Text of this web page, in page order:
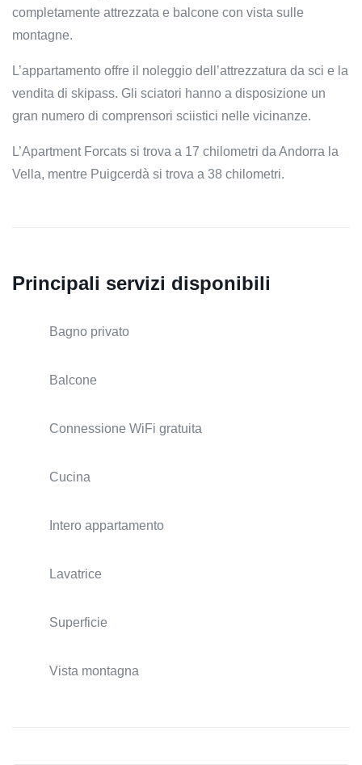
completamente attrezzata e balcone con vista sulle
montagne.
L’appartamento offre il noleggio dell’attrezzatura da sci e la
vendita di skipass. Gli sciatori hanno a disposizione un
gran numero di comprensori sciistici nelle vicinanze.
L’Apartment Forcats si trova a 17 chilometri da Andorra la
Vella, mentre Puigcerdà si trova a 38 chilometri.
Principali servizi disponibili
Bagno privato
Balcone
Connessione WiFi gratuita
Cucina
Intero appartamento
Lavatrice
Superficie
Vista montagna